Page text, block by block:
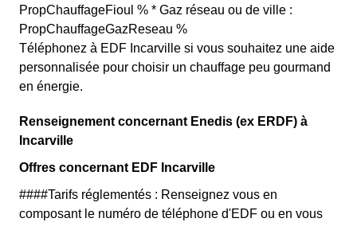
PropChauffageFioul % * Gaz réseau ou de ville :
PropChauffageGazReseau %
Téléphonez à EDF Incarville si vous souhaitez une aide
personnalisée pour choisir un chauffage peu gourmand
en énergie.
Renseignement concernant Enedis (ex ERDF) à
Incarville
Offres concernant EDF Incarville
####Tarifs réglementés : Renseignez vous en
composant le numéro de téléphone d'EDF ou en vous